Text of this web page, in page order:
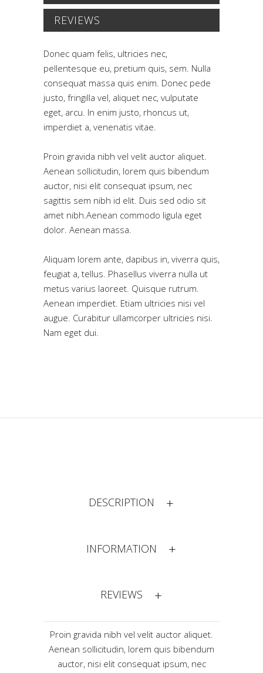
REVIEWS
Donec quam felis, ultricies nec,
pellentesque eu, pretium quis, sem. Nulla
consequat massa quis enim. Donec pede
justo, fringilla vel, aliquet nec, vulputate
eget, arcu. In enim justo, rhoncus ut,
imperdiet a, venenatis vitae.
Proin gravida nibh vel velit auctor aliquet.
Aenean sollicitudin, lorem quis bibendum
auctor, nisi elit consequat ipsum, nec
sagittis sem nibh id elit. Duis sed odio sit
amet nibh.Aenean commodo ligula eget
dolor. Aenean massa.
Aliquam lorem ante, dapibus in, viverra quis,
feugiat a, tellus. Phasellus viverra nulla ut
metus varius laoreet. Quisque rutrum.
Aenean imperdiet. Etiam ultricies nisi vel
augue. Curabitur ullamcorper ultricies nisi.
Nam eget dui.
DESCRIPTION
INFORMATION
REVIEWS
Proin gravida nibh vel velit auctor aliquet.
Aenean sollicitudin, lorem quis bibendum
auctor, nisi elit consequat ipsum, nec